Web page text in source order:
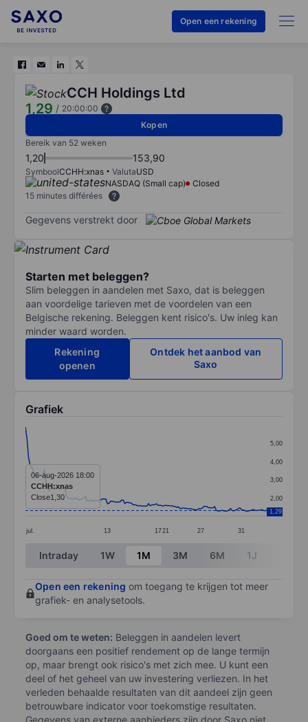
Open een rekening
CCH Holdings Ltd
1,29 / 20:00:00
Kopen
Bereik van 52 weken
1,20 153,90
SymboolCCHH:xnas ValutaUSD
NASDAQ (Small cap)
Closed
15 minutes différées
Gegevens verstrekt door
Starten met beleggen?
Slim beleggen in aandelen met Saxo, dat is beleggen
aan voordelige tarieven met de voordelen van een
Belgische rekening. Beleggen kent risico's. Uw inleg kan
minder waard worden.
Rekening
openen
Ontdek het aanbod van
Saxo
Grafiek
Line chart with 154 data points.
The chart has 1 X axis displaying categories.
The chart has 1 Y axis displaying values. Data ranges
jul. 13 1721 27 31
2,00
3,00
4,00
5,00
1,29
06-aug-2026 18:00
CCHH:xnas
Close1,30
End of interactive chart.
Intraday 1W 1M 3M 6M 1J
Open een rekening om toegang te krijgen tot meer
grafiek- en analysetools.
Goed om te weten: Beleggen in aandelen levert
doorgaans een positief rendement op de lange termijn
op, maar brengt ook risico's met zich mee. U kunt een
deel of het geheel van uw investering verliezen. In het
verleden behaalde resultaten van dit aandeel zijn geen
betrouwbare indicator voor toekomstige resultaten.
Gegevens van externe aanbieders zijn door Saxo niet